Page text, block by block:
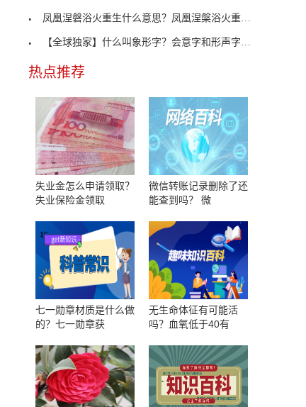
凤凰涅磐浴火重生什么意思？凤凰涅槃浴火重生的详情
【全球独家】什么叫象形字？会意字和形声字又是什么
热点推荐
失业金怎么申请领取？
失业保险金领取
微信转账记录删除了还
能查到吗？ 微
七一勋章材质是什么做
的？七一勋章获
无生命体征有可能活
吗？血氧低于40有